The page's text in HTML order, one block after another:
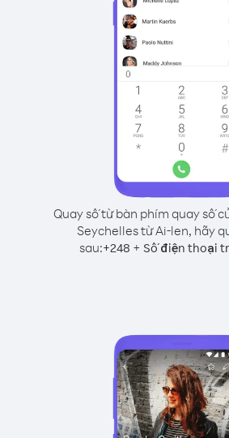
Quay số từ bàn phím quay số
Seychelles từ Ai-len, hãy
sau:+248 + Số điện thoại